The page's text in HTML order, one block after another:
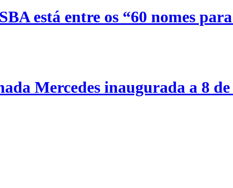
está entre os “60 nomes
Mercedes inaugurada a 8